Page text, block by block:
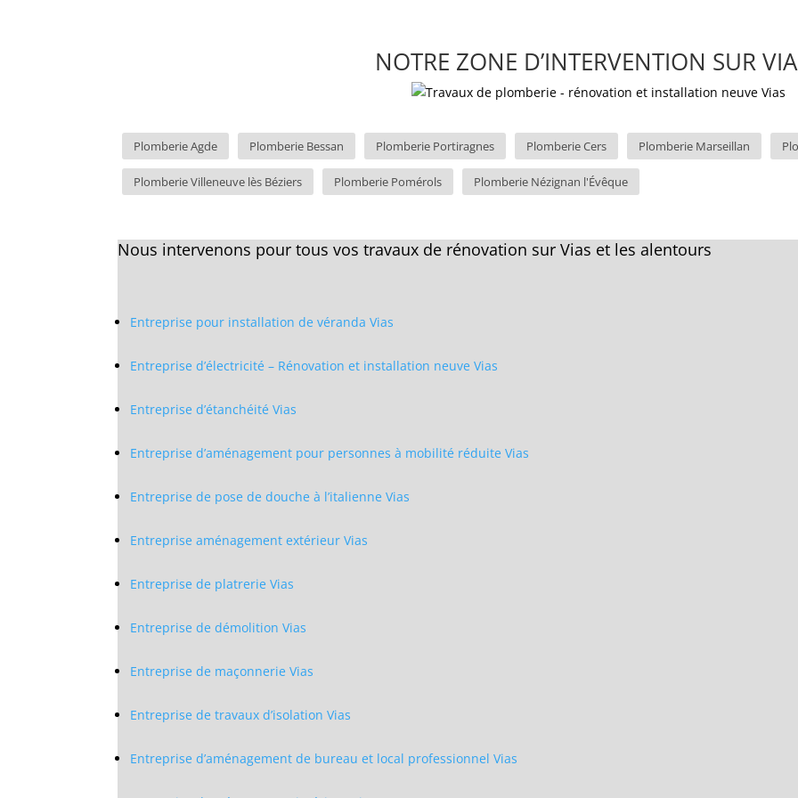
NOTRE ZONE D’INTERVENTION SUR
Plomberie Agde Plomberie Bessan Plomberie Portiragnes Plomberie Cers Plomberie Marseillan
Plomberie Villeneuve lès Béziers Plomberie Pomérols Plomberie Nézignan l'Évêque
Nous intervenons pour tous vos travaux de rénovation sur Vias et les alentours
Entreprise pour installation de véranda Vias
Entreprise d’électricité – Rénovation et installation neuve Vias
Entreprise d’étanchéité Vias
Entreprise d’aménagement pour personnes à mobilité réduite Vias
Entreprise de pose de douche à l’italienne Vias
Entreprise aménagement extérieur Vias
Entreprise de platrerie Vias
Entreprise de démolition Vias
Entreprise de maçonnerie Vias
Entreprise de travaux d’isolation Vias
Entreprise d’aménagement de bureau et local professionnel Vias